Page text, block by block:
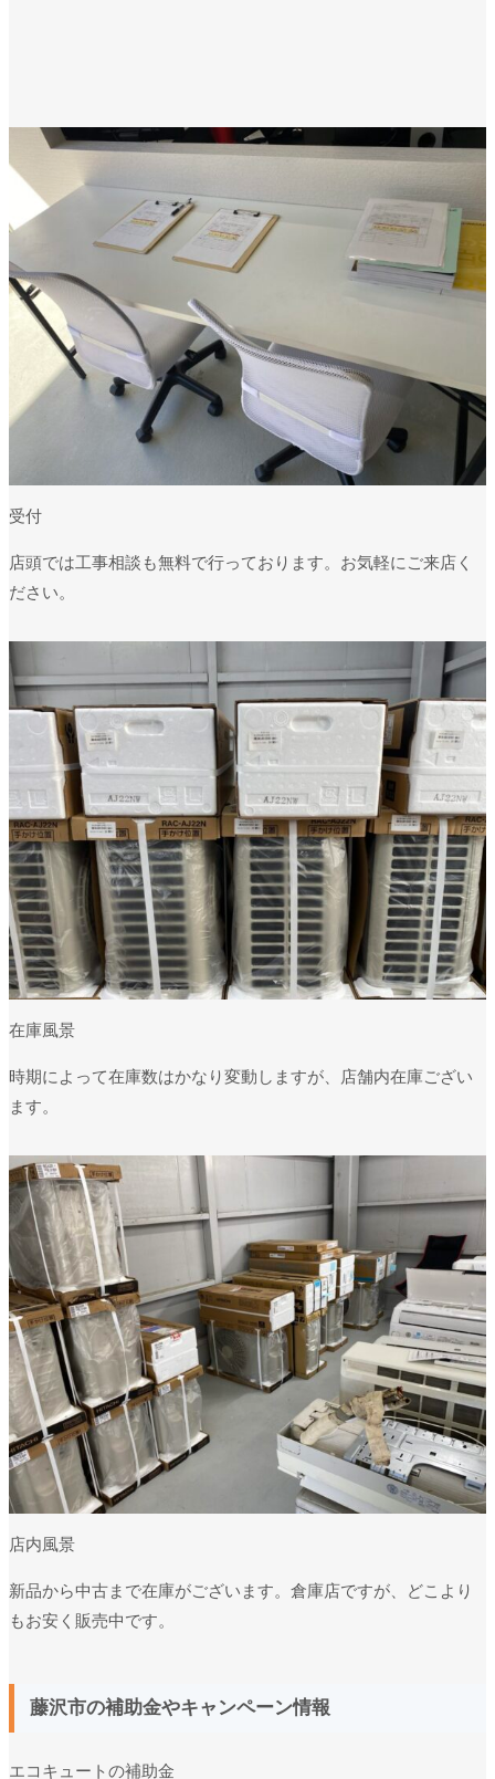
受付
店頭では工事相談も無料で行っております。お気軽にご来店く
ださい。
在庫風景
時期によって在庫数はかなり変動しますが、店舗内在庫ござい
ます。
店内風景
新品から中古まで在庫がございます。倉庫店ですが、どこより
もお安く販売中です。
藤沢市の補助金やキャンペーン情報
エコキュートの補助金